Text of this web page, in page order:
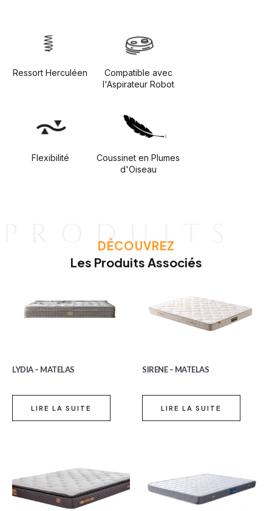
Ressort Herculéen
Compatible avec
l'Aspirateur Robot
Flexibilité
Coussinet en Plumes
d'Oiseau
DÉCOUVREZ
Les Produits Associés
LYDIA – MATELAS
LIRE LA SUITE
SIRENE – MATELAS
LIRE LA SUITE